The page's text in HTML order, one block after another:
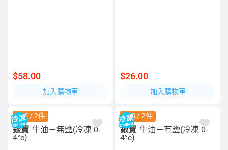
$58.00
加入購物車
$26.00
加入購物車
$75 / 2件
銀寶 牛油－無鹽(冷凍 0-
4°c)
$75 / 2件
銀寶 牛油－有鹽(冷凍 0-
4°c)